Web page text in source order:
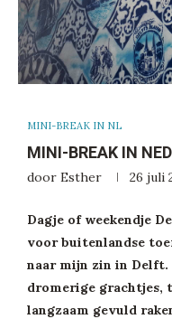
MINI-BREAK IN NL
MINI-BREAK IN
door Esther 26 juli
Dagje of weekendje
voor buitenlandse
naar mijn zin in Delft.
dromerige grachtjes,
langzaam gevuld